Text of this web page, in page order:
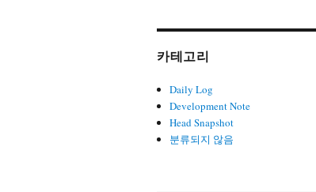
카테고리
Daily Log
Development Note
Head Snapshot
분류되지 않음